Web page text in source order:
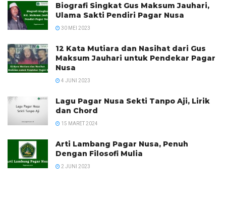
Biografi Singkat Gus Maksum Jauhari,
Ulama Sakti Pendiri Pagar Nusa
30 MEI 2023
12 Kata Mutiara dan Nasihat dari Gus
Maksum Jauhari untuk Pendekar Pagar
Nusa
4 JUNI 2023
Lagu Pagar Nusa Sekti Tanpo Aji, Lirik
dan Chord
15 MARET 2024
Arti Lambang Pagar Nusa, Penuh
Dengan Filosofi Mulia
2 JUNI 2023